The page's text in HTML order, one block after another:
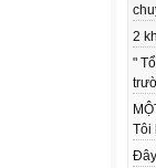
2
"
Tôi